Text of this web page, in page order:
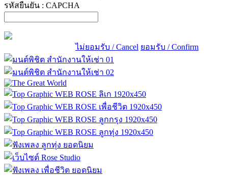
รหัสยืนยัน : CAPCHA
ไม่ยอมรับ / Cancel ยอมรับ / Confirm